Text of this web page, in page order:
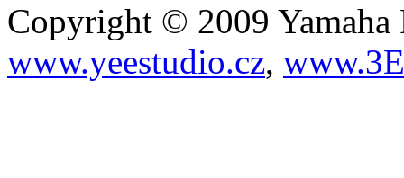
Copyright © 2009 Yamaha
www.yeestudio.cz,